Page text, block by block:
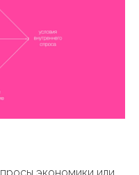
экономики или